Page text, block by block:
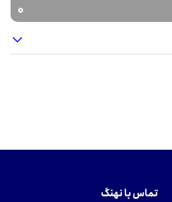
0
تماس با نهنگ